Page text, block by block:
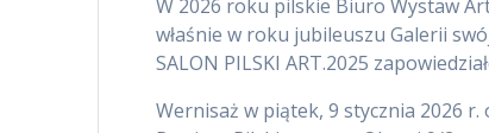
W 2026 roku pilskie Biuro Wystaw
właśnie w roku jubileuszu Galerii
SALON PILSKI ART.2025
Wernisaż w piątek, 9 stycznia 2026